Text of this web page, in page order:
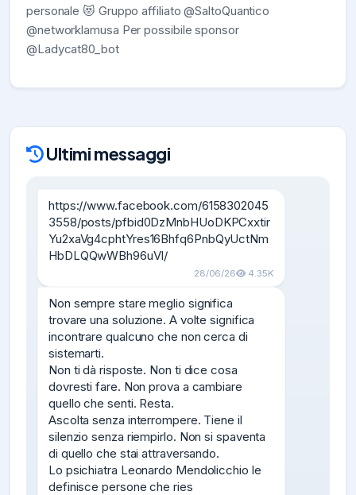
personale 😻 Gruppo affiliato @SaltoQuantico
@networklamusa Per possibile sponsor
@Ladycat80_bot
Ultimi messaggi
https://www.facebook.com/6158302045
3558/posts/pfbid0DzMnbHUoDKPCxxtir
Yu2xaVg4cphtYres16Bhfq6PnbQyUctNm
HbDLQQwWBh96uVl/
28/06/26 4.35K
Non sempre stare meglio significa
trovare una soluzione. A volte significa
incontrare qualcuno che non cerca di
sistemarti.
Non ti dà risposte. Non ti dice cosa
dovresti fare. Non prova a cambiare
quello che senti. Resta.
Ascolta senza interrompere. Tiene il
silenzio senza riempirlo. Non si spaventa
di quello che stai attraversando.
Lo psichiatra Leonardo Mendolicchio le
definisce persone che ries